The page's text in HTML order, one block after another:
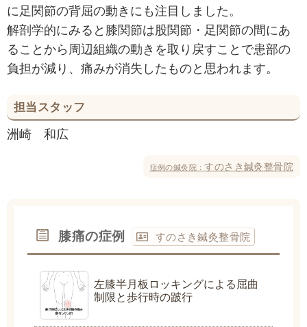
に足関節の背屈の動きにも注目しました。
解剖学的にみると膝関節は股関節・足関節の間にあ
ることから周辺組織の動きを取り戻すことで患部の
負担が減り、痛みが消失したものと思われます。
担当スタッフ
洲崎 和広
症例の鍼灸院：すのさき鍼灸整骨院
膝痛の症例 すのさき鍼灸整骨院
左膝半月板ロッキングによる屈曲
制限と歩行時の跛行